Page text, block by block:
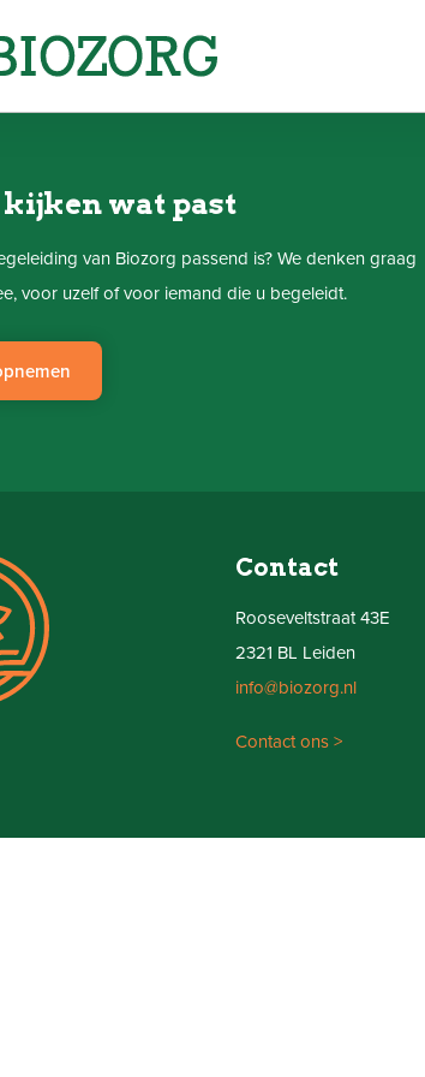
kijken wat past
van Biozorg passend is? We denken graag
voor uzelf of voor iemand die u begeleidt.
Contact
Rooseveltstraat 43E
2321 BL Leiden
info@biozorg.nl
Contact ons >